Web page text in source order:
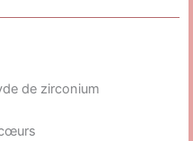
de zirconium